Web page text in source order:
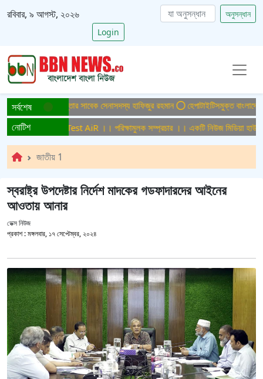
রবিবার, ৯ আগস্ট, ২০২৬
অনুসন্ধান
Login
সর্বশেষফের গ্রেপ্তার সাবেক সেনাসদস্য হাফিজুর রহমান হেপাটাইটিসমুক্ত বাংলাদেশ গড়ে
নোটিশ
সম্প্রচার ।। Test AiR ।। পরিক্ষামুলক সম্প্রচার ।। একটি নিউজ মিডিয়া হাউজের
জাতীয় 1
স্বরাষ্ট্র উপদেষ্টার নির্দেশ মাদকের গডফাদারদের আইনের
আওতায় আনার
ডেক্স নিউজ
প্রকাশ :মঙ্গলবার, ১৭ সেপ্টেম্বর, ২০২৪